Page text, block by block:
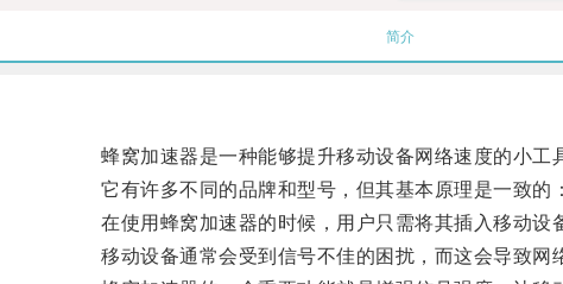
简介
蜂窝加速器是一种能够提升移动设备网络速度的小工
它有许多不同的品牌和型号，但其基本原理是一致的
在使用蜂窝加速器的时候，用户只需将其插入移动设
移动设备通常会受到信号不佳的困扰，而这会导致网